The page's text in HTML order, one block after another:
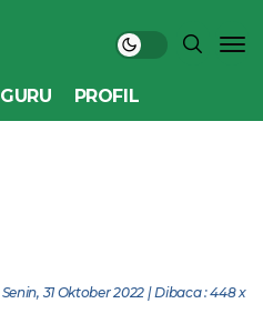
GURU PROFIL
Senin, 31 Oktober 2022 | Dibaca : 448 x